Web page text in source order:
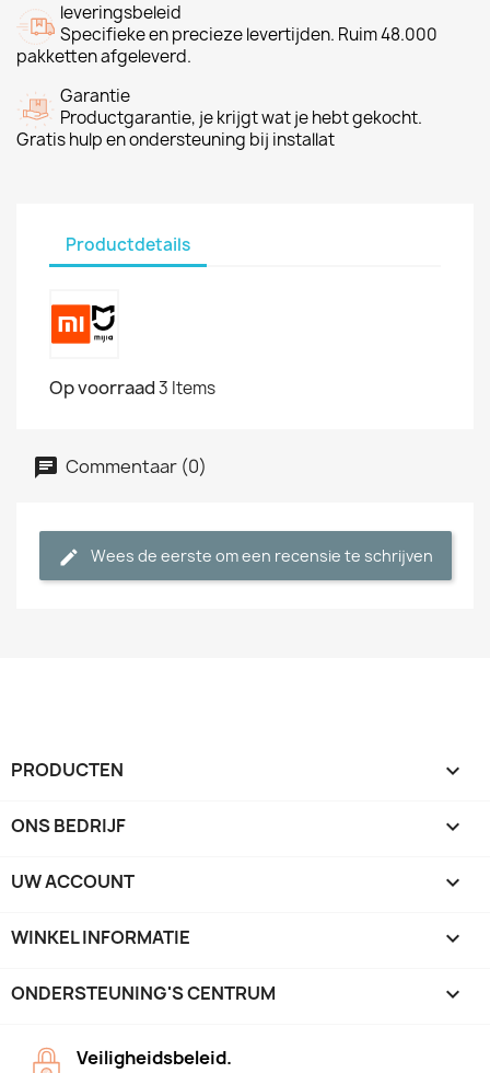
leveringsbeleid
Specifieke en precieze levertijden. Ruim 48.000
pakketten afgeleverd.
Garantie
Productgarantie, je krijgt wat je hebt gekocht.
Gratis hulp en ondersteuning bij installat
Productdetails
Op voorraad3 Items
Commentaar (0)
Wees de eerste om een recensie te schrijven
PRODUCTEN 
ONS BEDRIJF 
UW ACCOUNT 
WINKEL INFORMATIE keyboard_arrow_down
ONDERSTEUNING'S CENTRUM 
Veiligheidsbeleid.